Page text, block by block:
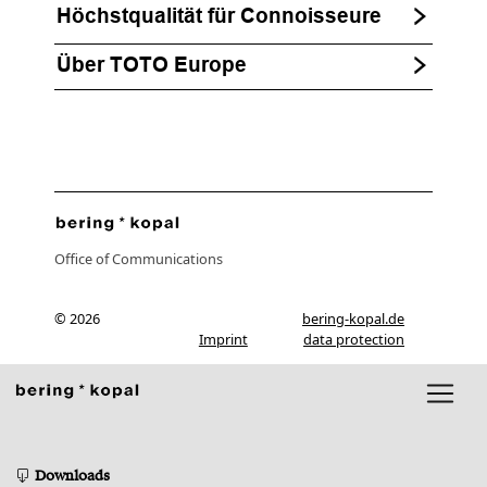
Höchstqualität für Connoisseure
Über TOTO Europe
Office of Communications
© 2026
bering-kopal.de
data protection
Imprint
Downloads